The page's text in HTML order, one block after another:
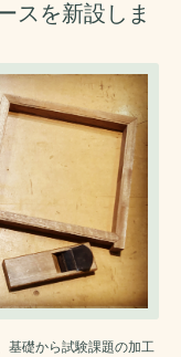
スを新設しま
基礎から試験課題の加工